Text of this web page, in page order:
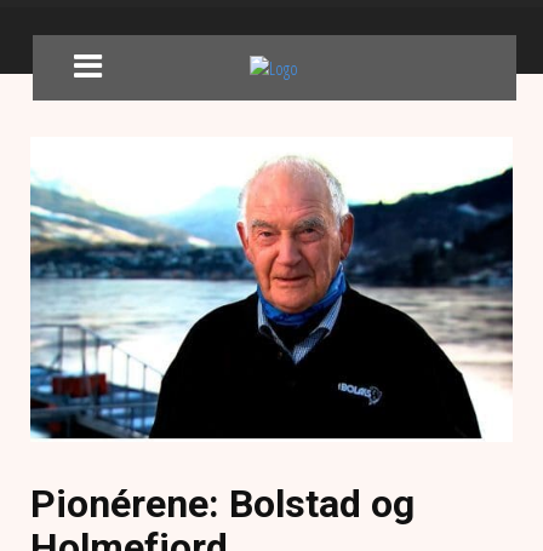
Pionérene: Bolstad og